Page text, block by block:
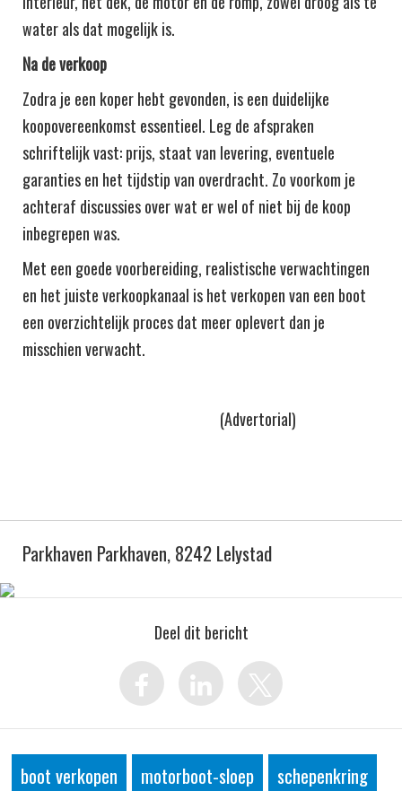
water als dat mogelijk is.
Na de verkoop
Zodra je een koper hebt gevonden, is een duidelijke
koopovereenkomst essentieel. Leg de afspraken
schriftelijk vast: prijs, staat van levering, eventuele
garanties en het tijdstip van overdracht. Zo voorkom je
achteraf discussies over wat er wel of niet bij de koop
inbegrepen was.
Met een goede voorbereiding, realistische verwachtingen
en het juiste verkoopkanaal is het verkopen van een boot
een overzichtelijk proces dat meer oplevert dan je
misschien verwacht.
(Advertorial)
Parkhaven Parkhaven, 8242 Lelystad
Deel dit bericht
boot verkopen motorboot-sloep
schepenkring